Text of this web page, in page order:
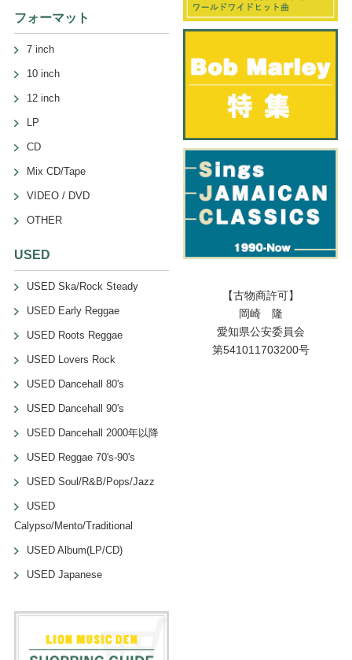
フォーマット
7 inch
10 inch
12 inch
LP
CD
Mix CD/Tape
VIDEO / DVD
OTHER
USED
USED Ska/Rock Steady
USED Early Reggae
USED Roots Reggae
USED Lovers Rock
USED Dancehall 80's
USED Dancehall 90's
USED Dancehall 2000年以降
USED Reggae 70's-90's
USED Soul/R&B/Pops/Jazz
USED
Calypso/Mento/Traditional
USED Album(LP/CD)
USED Japanese
【古物商許可】
岡崎 隆
愛知県公安委員会
第541011703200号